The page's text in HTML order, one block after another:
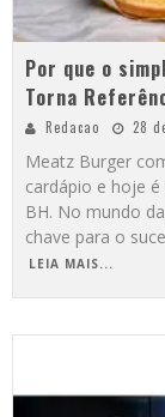
Por que o
Torna
Redacao 28
Meatz Burger
cardápio e hoje
BH. No mundo
chave para o
LEIA MAIS...